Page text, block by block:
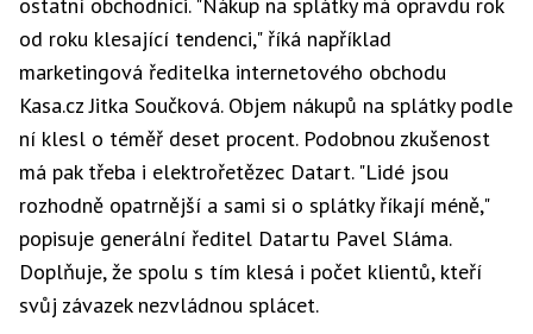
od roku klesající tendenci," říká například
marketingová ředitelka internetového obchodu
Kasa.cz Jitka Součková. Objem nákupů na splátky podle
ní klesl o téměř deset procent. Podobnou zkušenost
má pak třeba i elektrořetězec Datart. "Lidé jsou
rozhodně opatrnější a sami si o splátky říkají méně,"
popisuje generální ředitel Datartu Pavel Sláma.
Doplňuje, že spolu s tím klesá i počet klientů, kteří
svůj závazek nezvládnou splácet.